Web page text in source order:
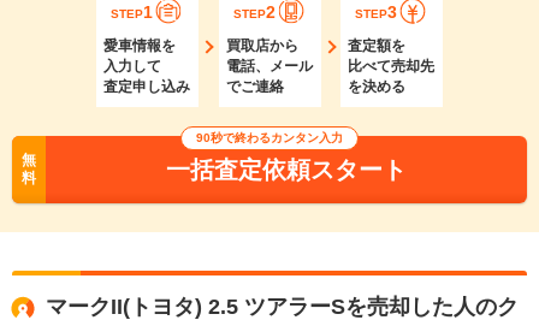
STEP1
愛車情報を
入力して
査定申し込み
STEP2
買取店から
電話、メール
でご連絡
STEP3
査定額を
比べて売却先
を決める
無
料
90秒で終わるカンタン入力
一括査定依頼スタート
マークII(トヨタ) 2.5 ツアラーSを売却した人のク